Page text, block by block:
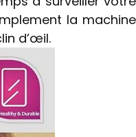
la machine
d’œil.